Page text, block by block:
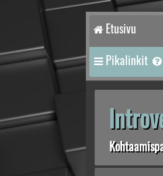
Etusivu
Pikalinkit